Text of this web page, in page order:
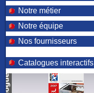
Notre métier
Notre équipe
Nos fournisseurs
Catalogues interactifs